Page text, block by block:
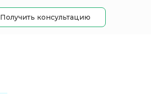
Получить консультацию